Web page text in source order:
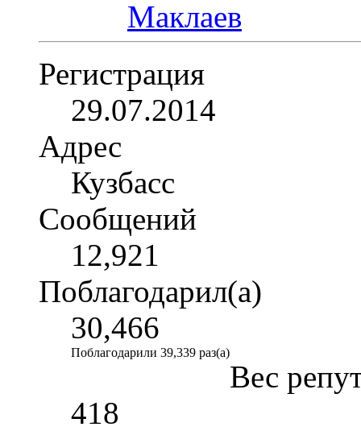
Регистрация
29.07.2014
Адрес
Кузбасс
Сообщений
12,921
Поблагодарил(а)
30,466
Поблагодарили 39,339 раз(а)
Вес
418